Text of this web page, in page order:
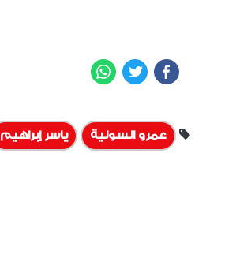
Facebook
Twitter
عمرو السولية ياسر إبراهيم